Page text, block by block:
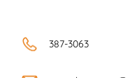
387-3063